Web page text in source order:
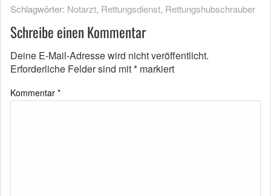
Schlagwörter: Notarzt, Rettungsdienst, Rettungshubschrauber
Schreibe einen Kommentar
Deine E-Mail-Adresse wird nicht veröffentlicht.
Erforderliche Felder sind mit* markiert
Kommentar *